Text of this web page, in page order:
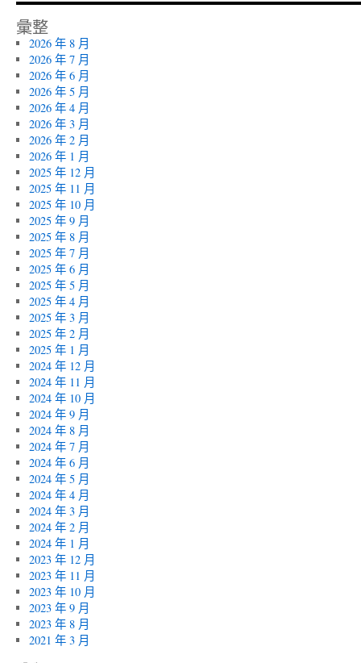
彙整
2026 年 8 月
2026 年 7 月
2026 年 6 月
2026 年 5 月
2026 年 4 月
2026 年 3 月
2026 年 2 月
2026 年 1 月
2025 年 12 月
2025 年 11 月
2025 年 10 月
2025 年 9 月
2025 年 8 月
2025 年 7 月
2025 年 6 月
2025 年 5 月
2025 年 4 月
2025 年 3 月
2025 年 2 月
2025 年 1 月
2024 年 12 月
2024 年 11 月
2024 年 10 月
2024 年 9 月
2024 年 8 月
2024 年 7 月
2024 年 6 月
2024 年 5 月
2024 年 4 月
2024 年 3 月
2024 年 2 月
2024 年 1 月
2023 年 12 月
2023 年 11 月
2023 年 10 月
2023 年 9 月
2023 年 8 月
2021 年 3 月